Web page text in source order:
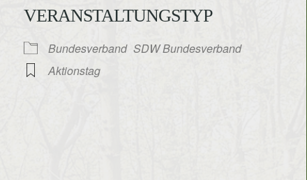
VERANSTALTUNGSTYP
Bundesverband SDW Bundesverband
Aktionstag